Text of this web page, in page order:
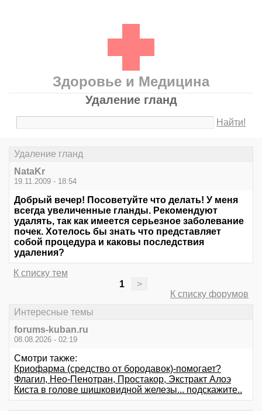
Здоровье и Медицина
Удаление гланд
Найти!
Удаление гланд
NataKr
19.11.2009 - 18:54
Добрый вечер! Посоветуйте что делать! У меня
всегда увеличенные гланды. Рекомендуют
удалять, так как имеется серьезное заболевание
почек. Хотелось бы знать что представляет
собой процедура и каковы последствия
удаления?
К списку тем
1
>
К списку форумов
Интересные темы
forums-kuban.ru
08.08.2026 - 02:19
Смотри также:
Криофарма (средство от бородавок)-помогает?
Флагил, Нео-Пенотран, Простакор, Экстракт Алоэ
Киста в голове шишковидной железы... подскажите..